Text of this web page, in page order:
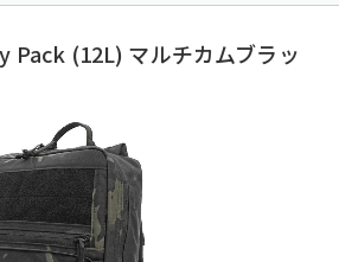
Pack (12L) マルチカムブラッ